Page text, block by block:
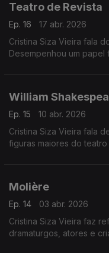
Teatro de Revista
Ep. 16
17 abr. 2026
Cristina Siza Vieira fala
Desempenhou um
William
Ep. 15
10 abr. 2026
Cristina Siza Vieira fala de
figuras maiores do
Molière
Ep. 14
03 abr. 2026
Cristina Siza Vieira faz
dramaturgos, atores e